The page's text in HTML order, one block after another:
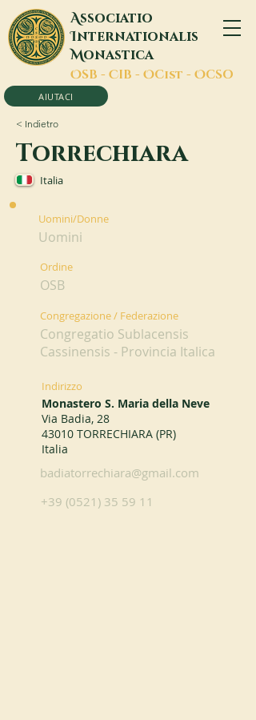
Associatio
Internationalis
Monastica
OSB - CIB - OCist - OCSO
AIUTACI
< Indietro
Torrechiara
Italia
Uomini/Donne
Uomini
Ordine
OSB
Congregazione / Federazione
Congregatio Sublacensis
Cassinensis - Provincia Italica
Indirizzo
Monastero S. Maria della Neve
Via Badia, 28
43010 TORRECHIARA (PR)
Italia
badiatorrechiara@gmail.com
+39 (0521) 35 59 11